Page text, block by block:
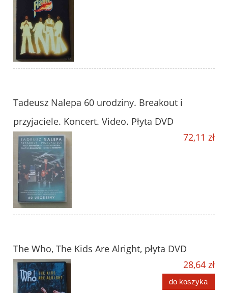
Tadeusz Nalepa 60 urodziny. Breakout i
przyjaciele. Koncert. Video. Płyta DVD
72,11 zł
The Who, The Kids Are Alright, płyta DVD
28,64 zł
do koszyka